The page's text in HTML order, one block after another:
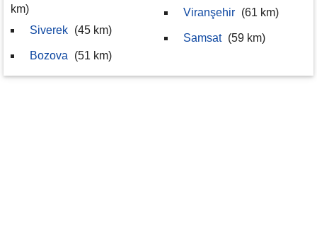
km)
Siverek (45 km)
Bozova (51 km)
Viranşehir (61 km)
Samsat (59 km)